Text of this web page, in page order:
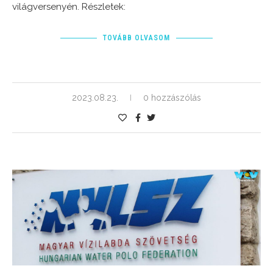
világversenyén. Részletek:
TOVÁBB OLVASOM
2023.08.23. 0 hozzászólás